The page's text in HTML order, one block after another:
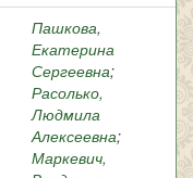
Пашкова,
Екатерина
Сергеевна;
Расолько,
Людмила
Алексеевна;
Маркевич,